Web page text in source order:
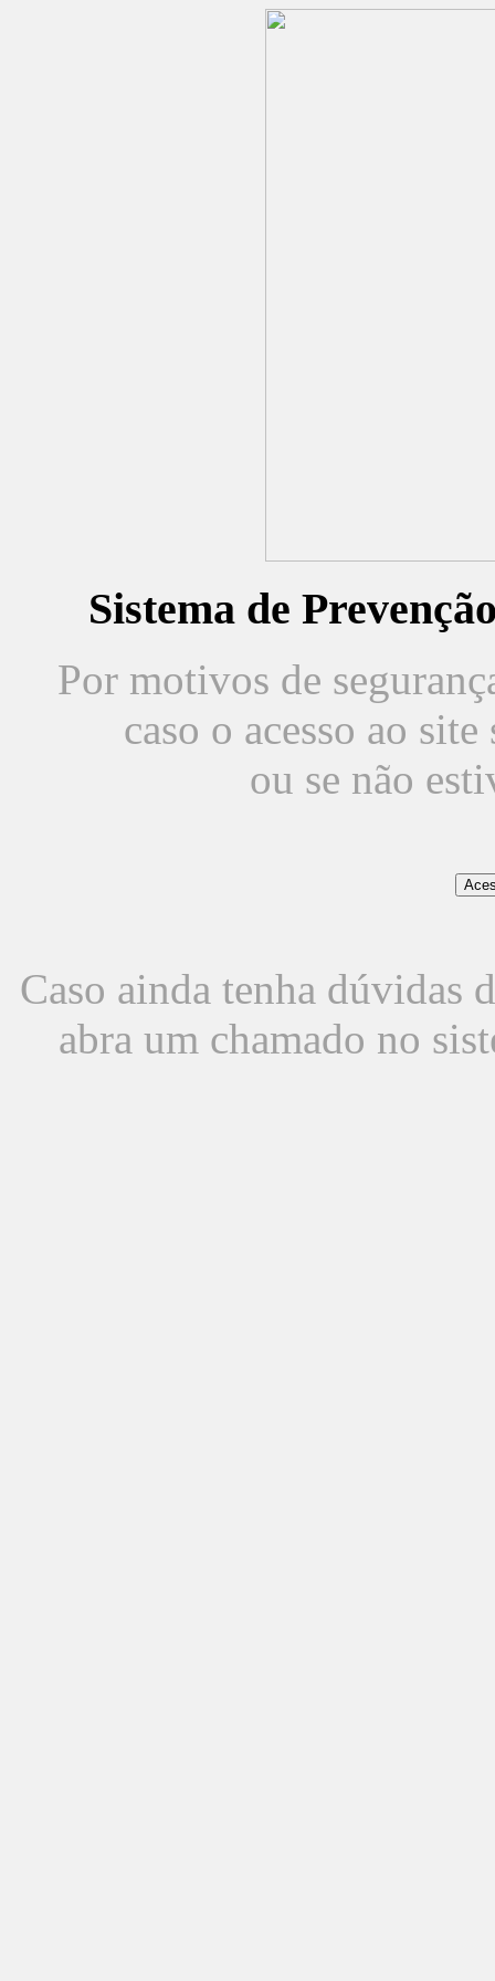
Sistema de
Por motivos de
caso o acesso ao
ou se não
Caso ainda tenha dúvidas
abra um chamado no